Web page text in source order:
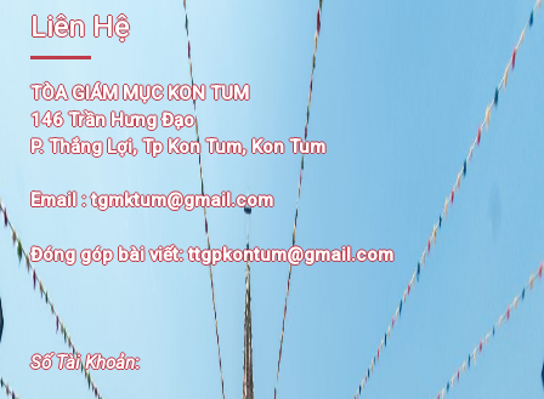
Liên Hệ
TÒA GIÁM MỤC KON TUM
146 Trần Hưng Đạo
P. Thắng Lợi, Tp Kon Tum, Kon Tum
Email :tgmktum@gmail.com
Đóng góp bài viết:ttgpkontum@gmail.com
Số Tài Khoản: